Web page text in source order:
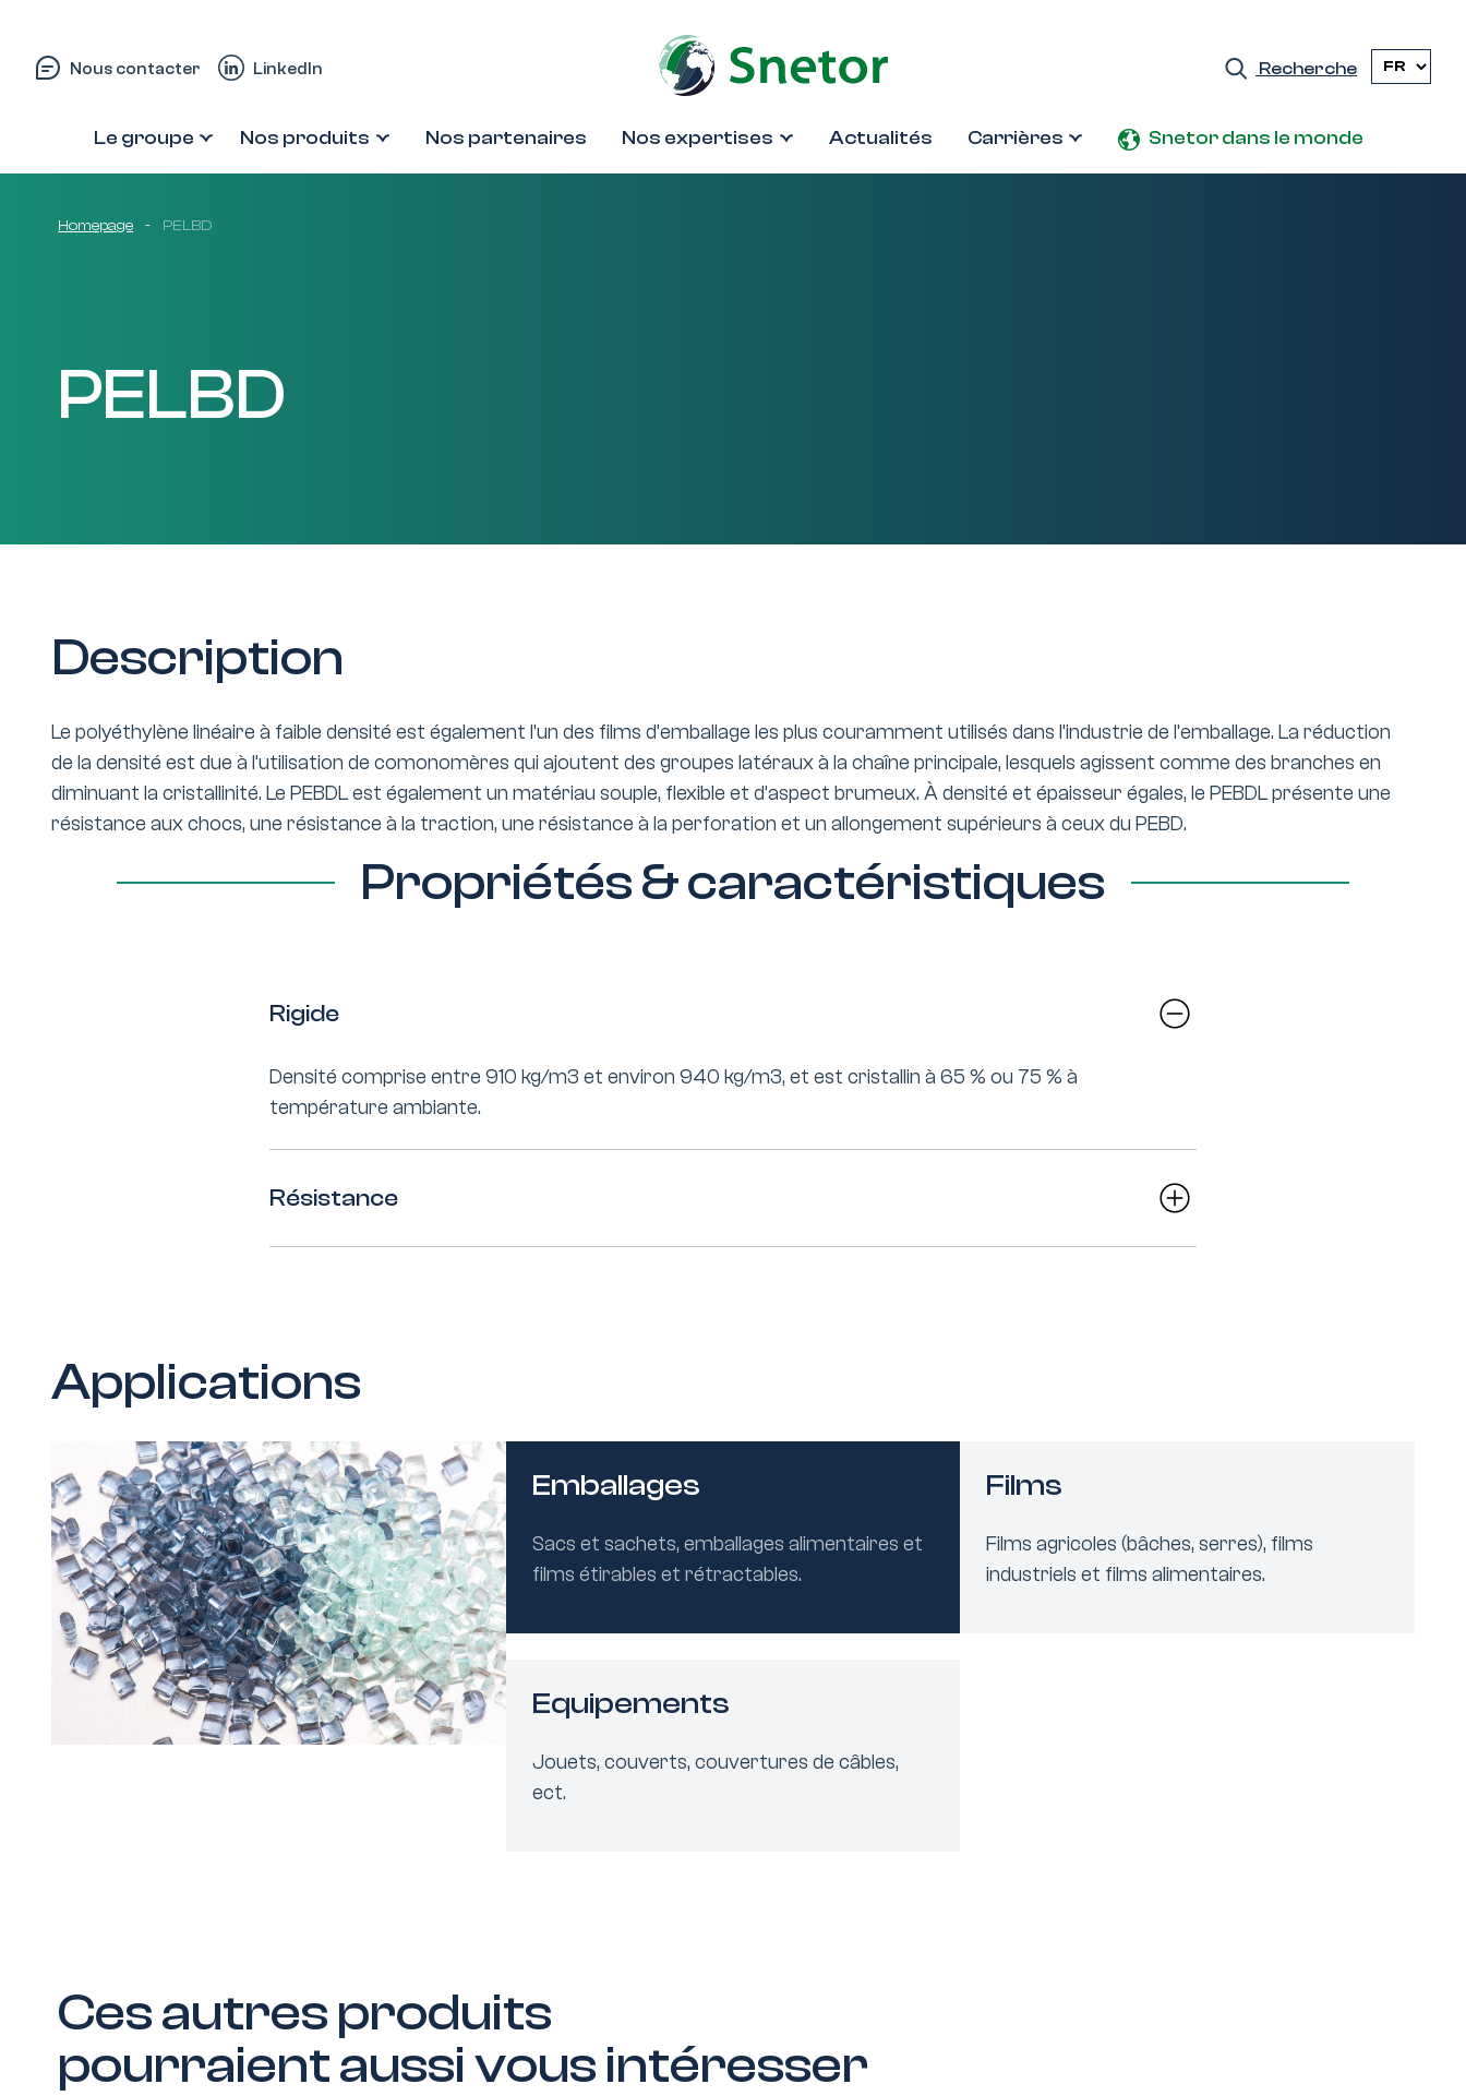
Nous contacter LinkedIn Recherche
Le groupe Nos produits Nos partenaires Nos expertises Actualités Carrières Snetor dans le monde
Homepage - PELBD
PELBD
Description
Le polyéthylène linéaire à faible densité est également l’un des films d’emballage les plus couramment utilisés dans l’industrie de l’emballage. La réduction
de la densité est due à l’utilisation de comonomères qui ajoutent des groupes latéraux à la chaîne principale, lesquels agissent comme des branches en
diminuant la cristallinité. Le PEBDL est également un matériau souple, flexible et d’aspect brumeux. À densité et épaisseur égales, le PEBDL présente une
résistance aux chocs, une résistance à la traction, une résistance à la perforation et un allongement supérieurs à ceux du PEBD.
Propriétés & caractéristiques
Rigide
Densité comprise entre 910 kg/m3 et environ 940 kg/m3, et est cristallin à 65 % ou 75 % à
température ambiante.
Résistance
Applications
Emballages
Sacs et sachets, emballages alimentaires et
films étirables et rétractables.
Equipements
Jouets, couverts, couvertures de câbles,
ect.
Films
Films agricoles (bâches, serres), films
industriels et films alimentaires.
Ces autres produits
pourraient aussi vous intéresser